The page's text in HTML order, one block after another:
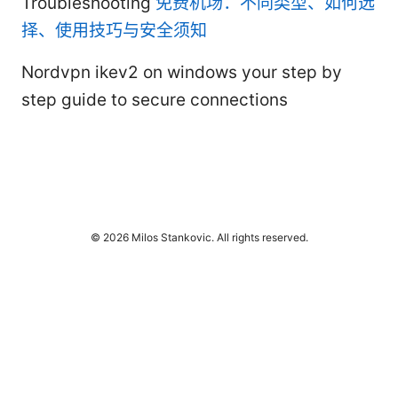
择、使用技巧与安全须知
Nordvpn ikev2 on windows your step by
step guide to secure connections
© 2026 Milos Stankovic. All rights reserved.